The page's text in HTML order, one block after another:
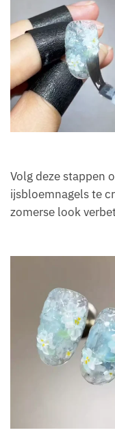
Volg deze stappen
ijsbloemnagels te
zomerse look